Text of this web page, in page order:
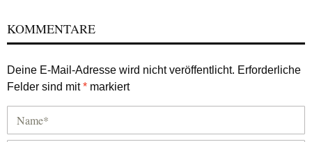
KOMMENTARE
Deine E-Mail-Adresse wird nicht veröffentlicht. Erforderliche
Felder sind mit* markiert